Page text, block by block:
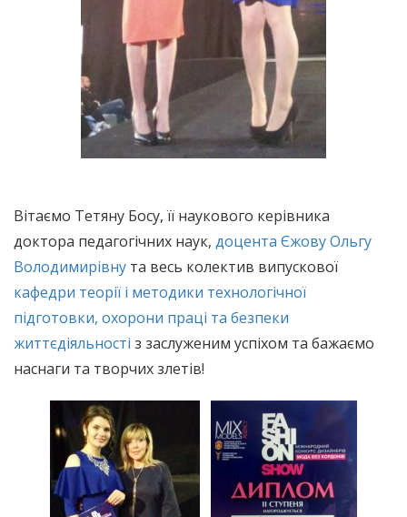
Вітаємо Тетяну Босу, її наукового керівника
доктора педагогічних наук, доцента Єжову Ольгу
Володимирівну та весь колектив випускової
кафедри теорії і методики технологічної
підготовки, охорони праці та безпеки
життєдіяльності з заслуженим успіхом та бажаємо
наснаги та творчих злетів!